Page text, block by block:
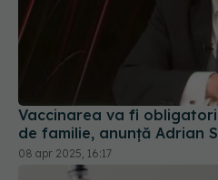
Vaccinarea va fi
de familie, anunță Adrian
08 apr 2025, 16:17